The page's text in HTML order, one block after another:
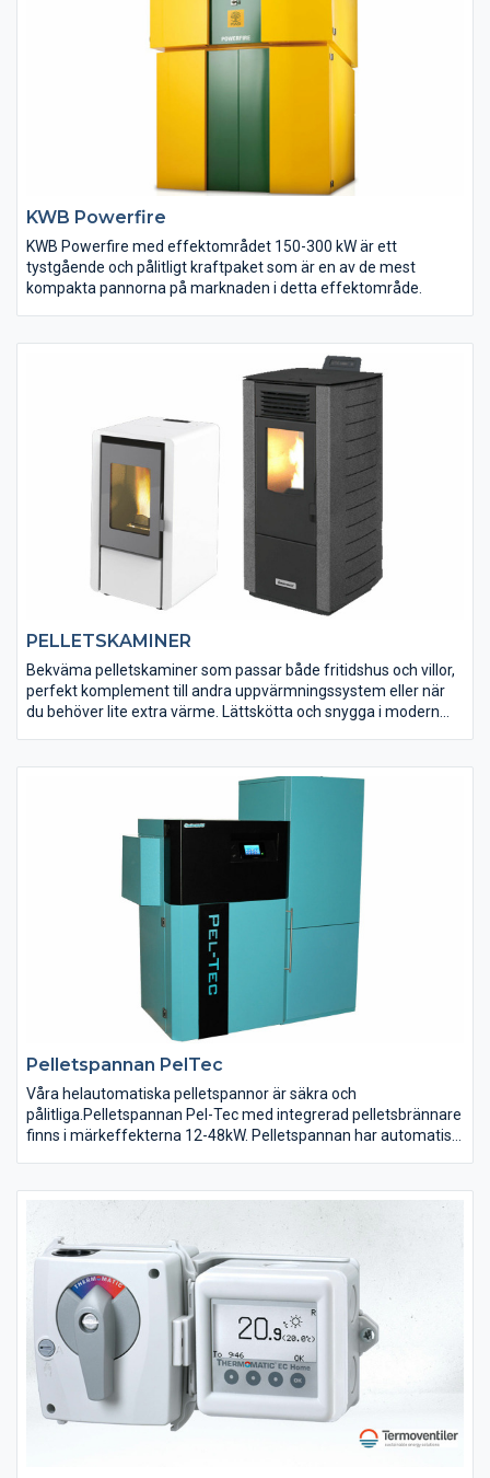
KWB Powerfire
KWB Powerfire med effektområdet 150-300 kW är ett
tystgående och pålitligt kraftpaket som är en av de mest
kompakta pannorna på marknaden i detta effektområde.
PELLETSKAMINER
Bekväma pelletskaminer som passar både fritidshus och villor,
perfekt komplement till andra uppvärmningssystem eller när
du behöver lite extra värme. Lättskötta och snygga i modern
fjärrkontroll samt möjlighet till veckoprogrammering vilket ger
Pelletspannan PelTec
Våra helautomatiska pelletspannor är säkra och
pålitliga.Pelletspannan Pel-Tec med integrerad pelletsbrännare
finns i märkeffekterna 12-48kW. Pelletspannan har automatisk
automatiska rengöringen av pannans konvektionsdel gör att
värmeförlusterna i skorstenen minimeras, vilket säkerställer
hög verkningsgrad och ett minimum av underhåll